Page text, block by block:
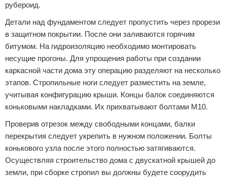
рубероид.
Детали над фундаментом следует пропустить через прорези
в защитном покрытии. После они заливаются горячим
битумом. На гидроизоляцию необходимо монтировать
несущие прогоны. Для упрощения работы при создании
каркасной части дома эту операцию разделяют на несколько
этапов. Стропильные ноги следует разместить на земле,
учитывая конфигурацию крыши. Концы балок соединяются
коньковыми накладками. Их прихватывают болтами М10.
Проверив отрезок между свободными концами, балки
перекрытия следует укрепить в нужном положении. Болты
конькового узла после этого полностью затягиваются.
Осуществляя строительство дома с двускатной крышей до
земли, при сборке стропил вы должны будете соорудить